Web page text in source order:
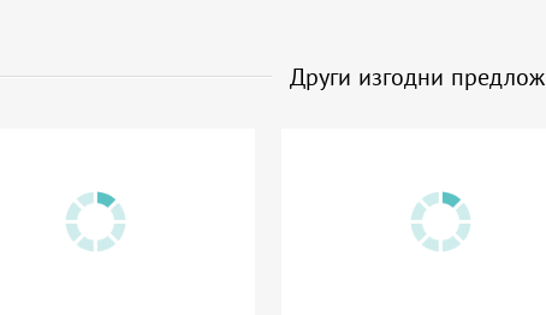
Други изгодни